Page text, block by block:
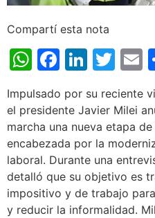
Compartí esta nota
WhatsApp
Impulsado por su reciente
el presidente Javier Milei
marcha una nueva etapa
encabezada por la
laboral. Durante una
detalló que su objetivo es
impositivo y de trabajo
y reducir la informalidad.